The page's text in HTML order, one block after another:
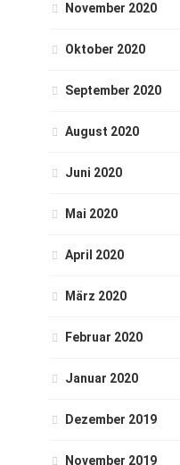
November 2020
Oktober 2020
September 2020
August 2020
Juni 2020
Mai 2020
April 2020
März 2020
Februar 2020
Januar 2020
Dezember 2019
November 2019